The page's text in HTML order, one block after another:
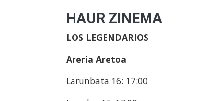
HAUR ZINEMA
LOS LEGENDARIOS
Areria Aretoa
Larunbata 16: 17:00